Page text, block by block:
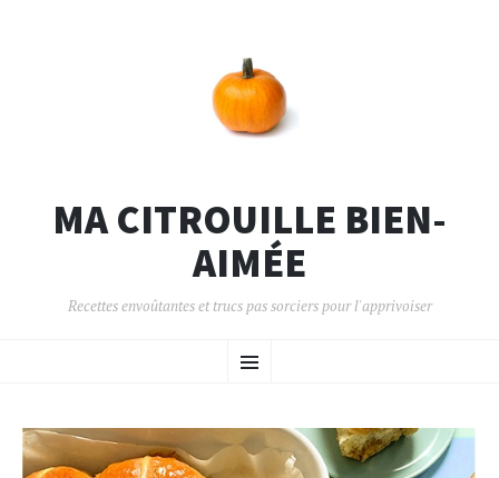
MA CITROUILLE BIEN-
AIMÉE
Recettes envoûtantes et trucs pas sorciers pour l'apprivoiser